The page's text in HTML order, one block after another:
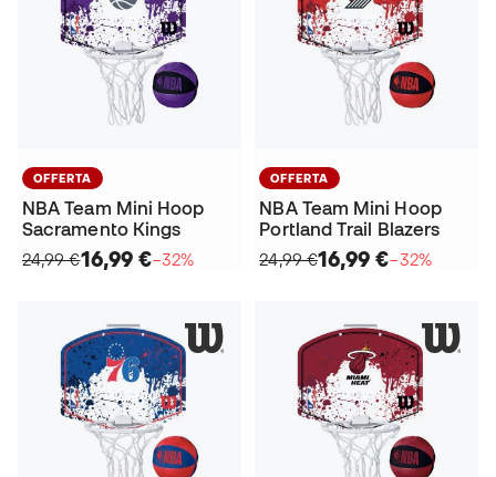
OFFERTA
NBA Team Mini Hoop
Sacramento Kings
24,99 €16,99 €−32%
OFFERTA
NBA Team Mini Hoop
Portland Trail Blazers
24,99 €16,99 €−32%